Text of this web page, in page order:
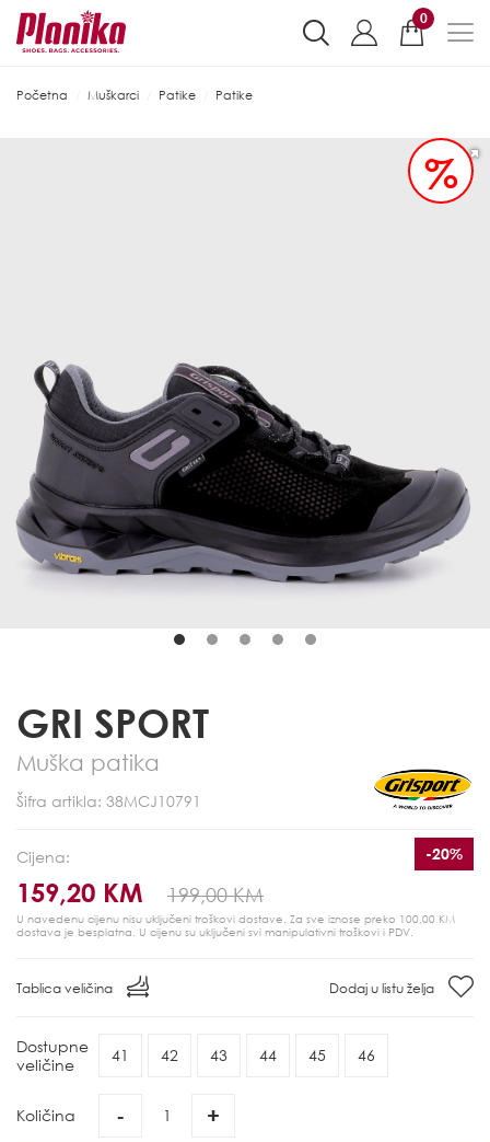
0
Početna Muškarci Patike Patike
%
GRI SPORT
Muška patika
Šifra artikla: 38MCJ10791
Cijena:
159,20 KM 199,00 KM
-20%
U navedenu cijenu nisu uključeni troškovi dostave. Za sve iznose preko 100,00 KM
dostava je besplatna. U cijenu su uključeni svi manipulativni troškovi i PDV.
Tablica veličina Dodaj u listu želja
Dostupne
veličine
41 42 43 44 45 46
Količina - +